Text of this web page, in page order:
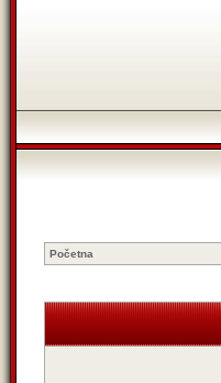
Početna